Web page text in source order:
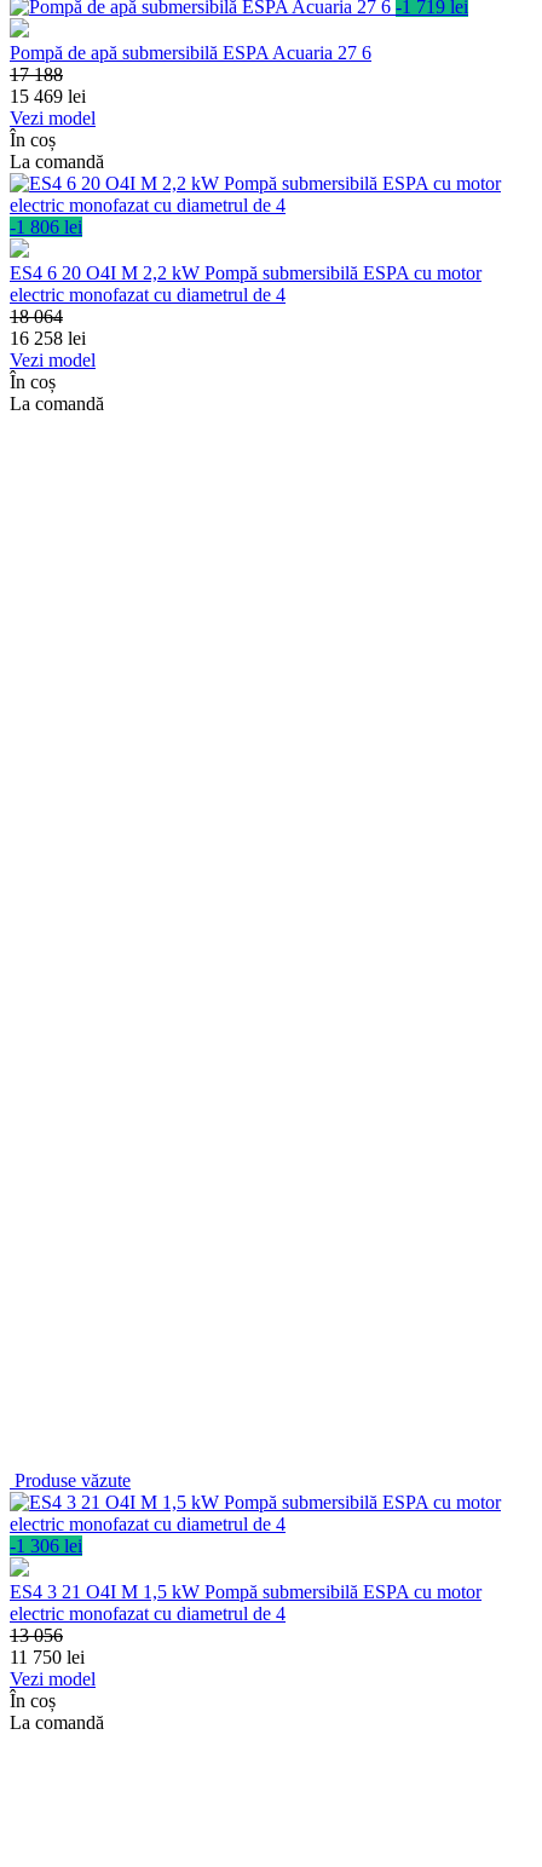
-1 719 lei
Pompă de apă submersibilă ESPA Acuaria 27 6
17 188
15 469 lei
Vezi model
În coș
La comandă
-1 806 lei
ES4 6 20 O4I M 2,2 kW Pompă submersibilă ESPA cu motor
electric monofazat cu diametrul de 4
18 064
16 258 lei
Vezi model
În coș
La comandă
Produse văzute
-1 306 lei
ES4 3 21 O4I M 1,5 kW Pompă submersibilă ESPA cu motor
electric monofazat cu diametrul de 4
13 056
11 750 lei
Vezi model
În coș
La comandă